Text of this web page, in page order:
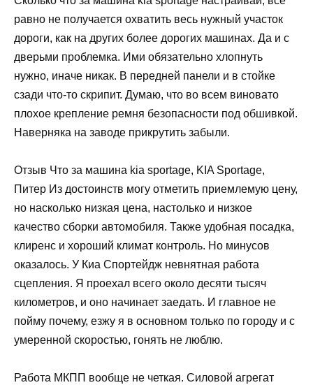
равно не получается охватить весь нужный участок
дороги, как на других более дорогих машинах. Да и с
дверьми проблемка. Ими обязательно хлопнуть
нужно, иначе никак. В передней панели и в стойке
сзади что-то скрипит. Думаю, что во всем виновато
плохое крепление ремня безопасности под обшивкой.
Наверняка на заводе прикрутить забыли.
Отзыв Что за машина kia sportage, KIA Sportage,
Питер Из достоинств могу отметить приемлемую цену,
но насколько низкая цена, настолько и низкое
качество сборки автомобиля. Также удобная посадка,
клиренс и хороший климат контроль. Но минусов
оказалось. У Киа Спортейдж невнятная работа
сцепления. Я проехал всего около десяти тысяч
километров, и оно начинает заедать. И главное не
пойму почему, езжу я в основном только по городу и с
умеренной скоростью, гонять не люблю.
Работа МКПП вообще не четкая. Силовой агрегат